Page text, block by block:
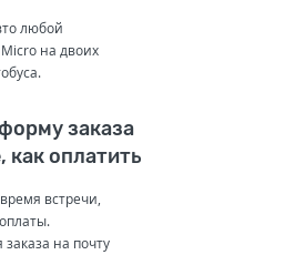
любой
на двоих
заказа
как оплатить
встречи,
на почту